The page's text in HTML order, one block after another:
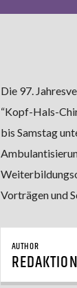
Die 97.
“Kopf-Hals-
bis Samstag
Vorträgen und
AUTHOR
REDAKTION